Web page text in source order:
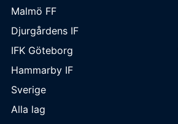
Malmö FF
Djurgårdens IF
IFK Göteborg
Hammarby IF
Sverige
Alla lag